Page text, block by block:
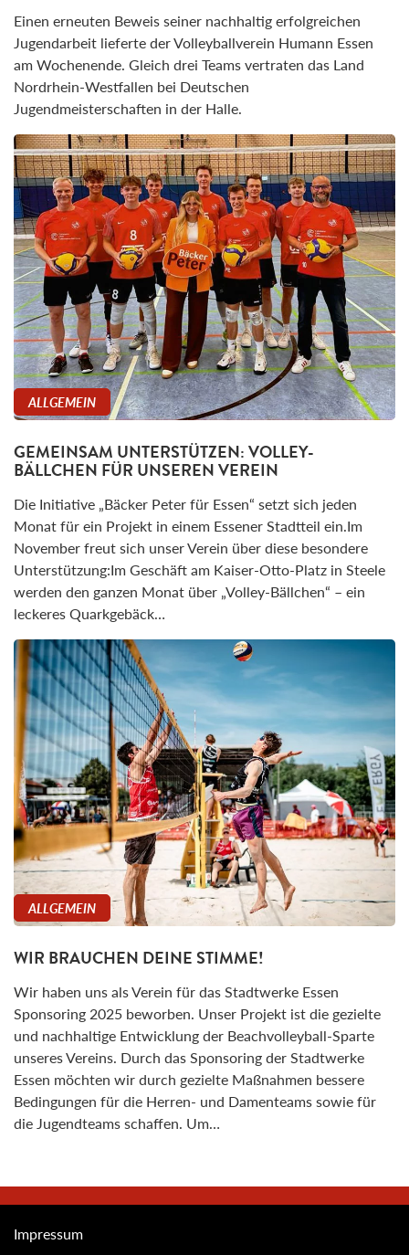
Einen erneuten Beweis seiner nachhaltig erfolgreichen
Jugendarbeit lieferte der Volleyballverein Humann Essen
am Wochenende. Gleich drei Teams vertraten das Land
Nordrhein-Westfallen bei Deutschen
Jugendmeisterschaften in der Halle.
ALLGEMEIN
GEMEINSAM UNTERSTÜTZEN: VOLLEY-
BÄLLCHEN FÜR UNSEREN VEREIN
Die Initiative „Bäcker Peter für Essen“ setzt sich jeden
Monat für ein Projekt in einem Essener Stadtteil ein.Im
November freut sich unser Verein über diese besondere
Unterstützung:Im Geschäft am Kaiser-Otto-Platz in Steele
werden den ganzen Monat über „Volley-Bällchen“ – ein
leckeres Quarkgebäck…
ALLGEMEIN
WIR BRAUCHEN DEINE STIMME!
Wir haben uns als Verein für das Stadtwerke Essen
Sponsoring 2025 beworben. Unser Projekt ist die gezielte
und nachhaltige Entwicklung der Beachvolleyball-Sparte
unseres Vereins. Durch das Sponsoring der Stadtwerke
Essen möchten wir durch gezielte Maßnahmen bessere
Bedingungen für die Herren- und Damenteams sowie für
die Jugendteams schaffen. Um…
Impressum